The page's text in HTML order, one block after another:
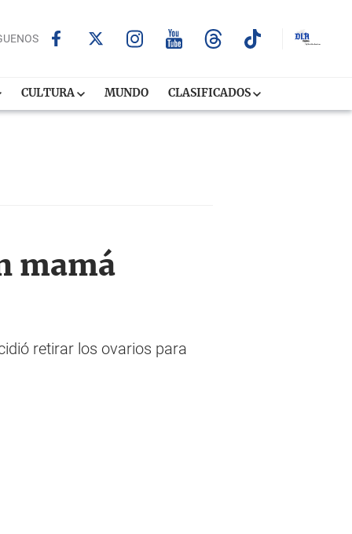
CULTURA MUNDO CLASIFICADOS
mamá
retirar los ovarios para